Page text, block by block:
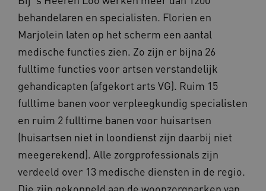
behandelaren en specialisten. Florien en
Marjolein laten op het scherm een aantal
medische functies zien. Zo zijn er bijna 26
fulltime functies voor artsen verstandelijk
gehandicapten (afgekort arts VG). Ruim 15
fulltime banen voor verpleegkundig specialisten
en ruim 2 fulltime banen voor huisartsen
(huisartsen niet in loondienst zijn daarbij niet
meegerekend). Alle zorgprofessionals zijn
verdeeld over 13 medische diensten in de regio.